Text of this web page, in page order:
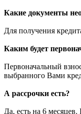
Какие документы
Для получения
Каким будет
Первоначальный
выбранного Вами
А рассрочки есть?
Да, есть на 6